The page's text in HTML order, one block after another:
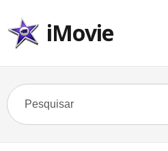
iMovie